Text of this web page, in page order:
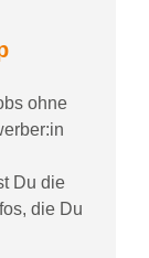
ohne
Du die
die Du